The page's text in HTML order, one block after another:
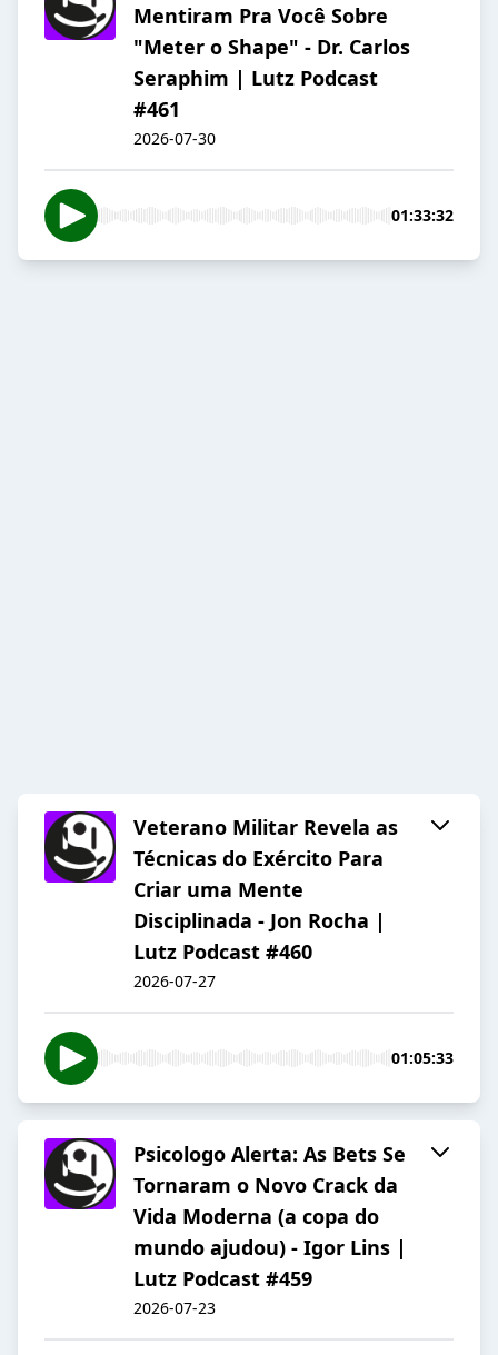
Mentiram Pra Você Sobre
"Meter o Shape" - Dr. Carlos
Seraphim | Lutz Podcast
#461
2026-07-30
01:33:32
Veterano Militar Revela as
Técnicas do Exército Para
Criar uma Mente
Disciplinada - Jon Rocha |
Lutz Podcast #460
2026-07-27
01:05:33
Psicologo Alerta: As Bets Se
Tornaram o Novo Crack da
Vida Moderna (a copa do
mundo ajudou) - Igor Lins |
Lutz Podcast #459
2026-07-23